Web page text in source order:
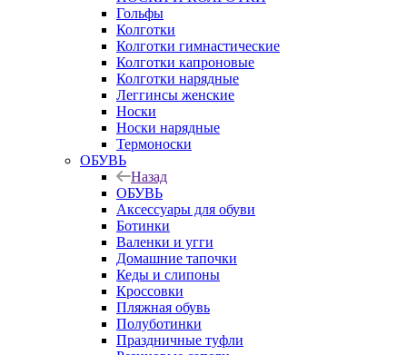
Гольфы
Колготки
Колготки гимнастические
Колготки капроновые
Колготки нарядные
Леггинсы женские
Носки
Носки нарядные
Термоноски
ОБУВЬ
Назад
ОБУВЬ
Аксессуары для обуви
Ботинки
Валенки и угги
Домашние тапочки
Кеды и слипоны
Кроссовки
Пляжная обувь
Полуботинки
Праздничные туфли